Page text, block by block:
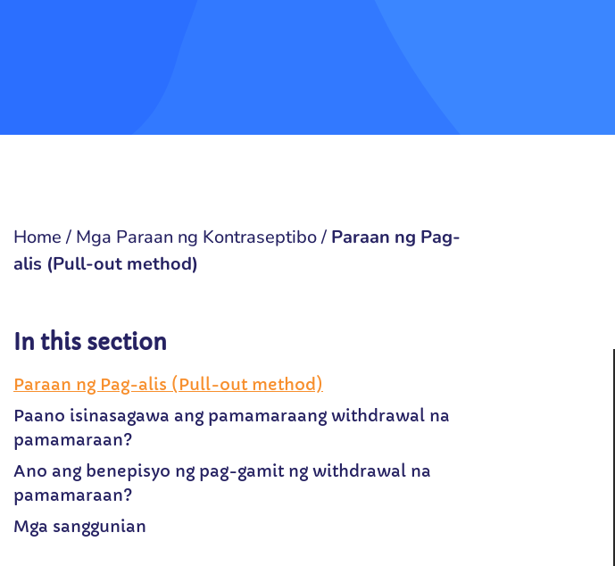
Home/ Mga Paraan ng Kontraseptibo/ Paraan ng Pag-
alis (Pull-out method)
In this section
Paraan ng Pag-alis (Pull-out method)
Paano isinasagawa ang pamamaraang withdrawal na
pamamaraan?
Ano ang benepisyo ng pag-gamit ng withdrawal na
pamamaraan?
Mga sanggunian